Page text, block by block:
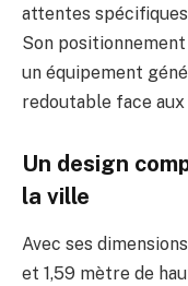
attentes
Son
un équipement
redoutable face
Un design
la ville
Avec ses
et 1,59 mètre de